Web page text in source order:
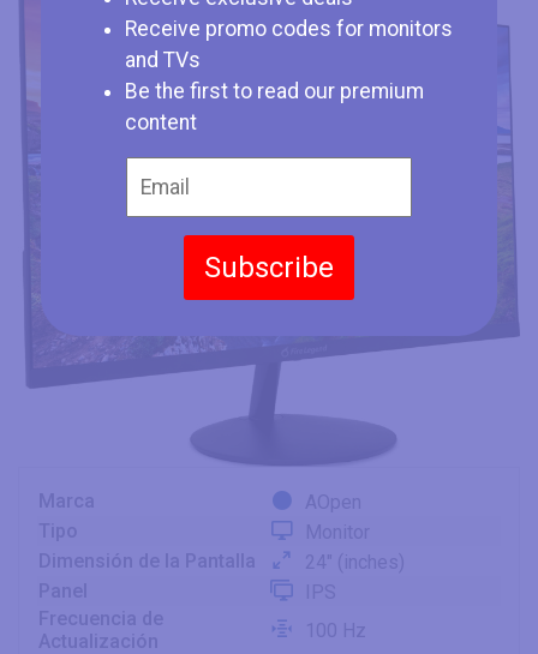
Receive promo codes for monitors
and TVs
Be the first to read our premium
content
Subscribe
Marca
AOpen
Dimensión de la Pantalla
24" (inches)
Frecuencia de
Actualización
100 Hz